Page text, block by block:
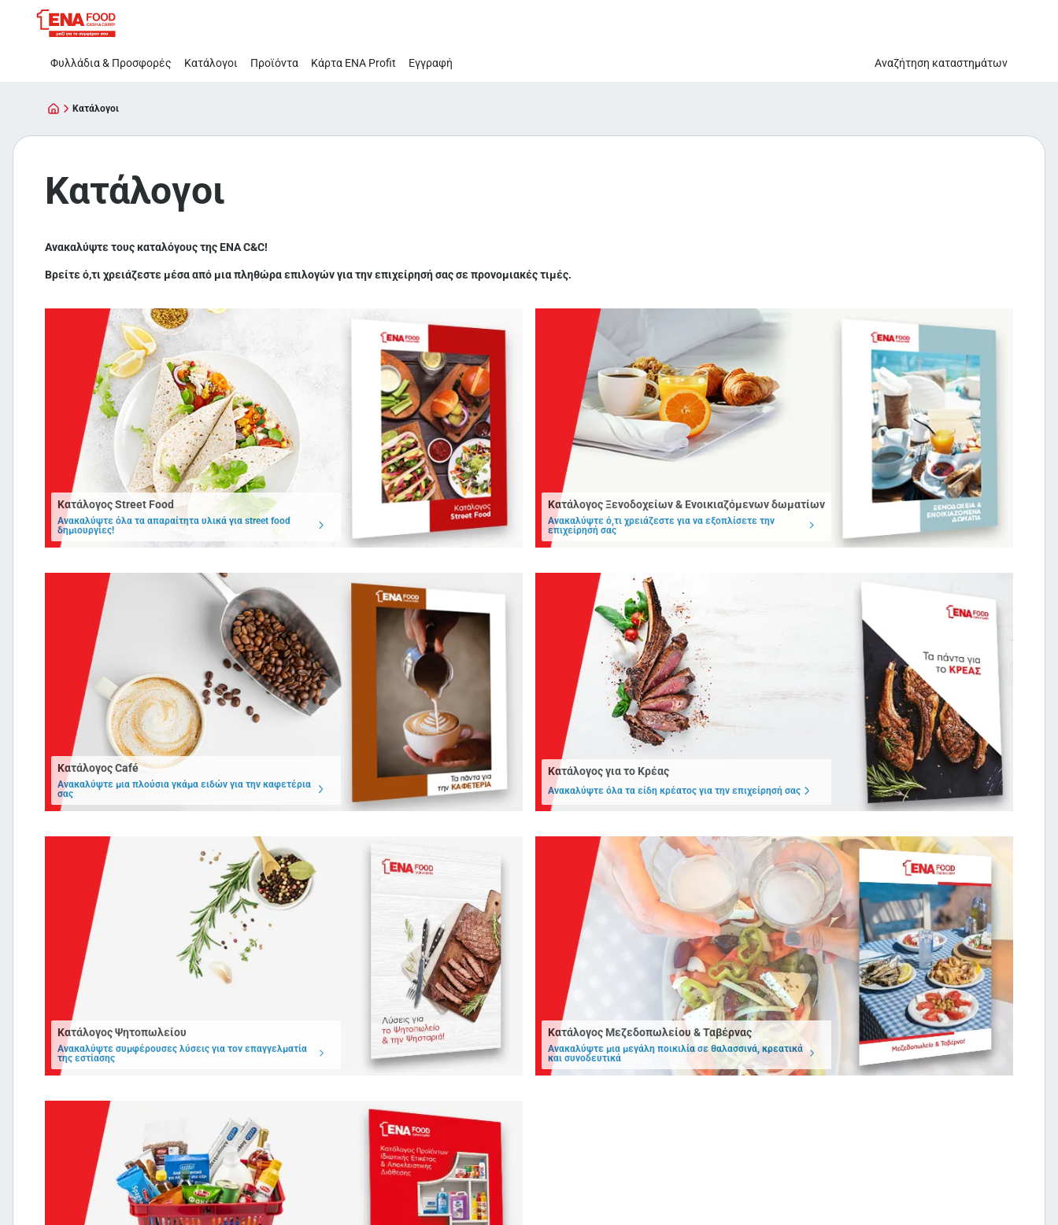
Παράλειψη
Κατάλογοι
Φυλλάδια & Προσφορές Κατάλογοι Προϊόντα Κάρτα ΕΝΑ Profit Εγγραφή Αναζήτηση καταστημάτων
Κατάλογοι
Κατάλογοι
Ανακαλύψτε τους καταλόγους της ΕΝΑ C&C!
Βρείτε ό,τι χρειάζεστε μέσα από μια πληθώρα επιλογών για την επιχείρησή σας σε προνομιακές τιμές.
Κατάλογος Street Food
Ανακαλύψτε όλα τα απαραίτητα υλικά για street food
δημιουργίες!
Κατάλογος Ξενοδοχείων & Ενοικιαζόμενων δωματίων
Ανακαλύψτε ό,τι χρειάζεστε για να εξοπλίσετε την
επιχείρησή σας
Κατάλογος Café
Ανακαλύψτε μια πλούσια γκάμα ειδών για την καφετέρια
σας
Κατάλογος για το Κρέας
Ανακαλύψτε όλα τα είδη κρέατος για την επιχείρησή σας
Κατάλογος Ψητοπωλείου
Ανακαλύψτε συμφέρουσες λύσεις για τον επαγγελματία
της εστίασης
Κατάλογος Μεζεδοπωλείου & Ταβέρνας
Ανακαλύψτε μια μεγάλη ποικιλία σε θαλασσινά, κρεατικά
και συνοδευτικά